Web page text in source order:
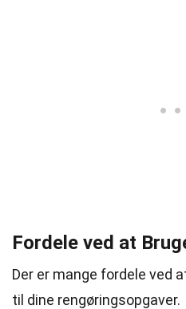
Fordele ved at
Der er mange fordele ved
til dine rengøringsopgaver.